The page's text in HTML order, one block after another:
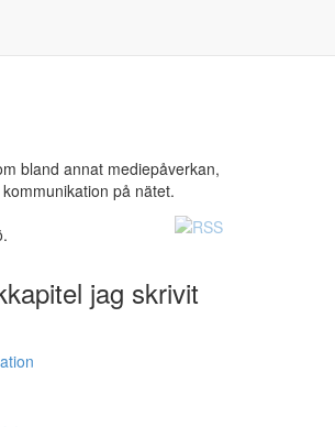
bland annat mediepåverkan,
på nätet.
jag skrivit